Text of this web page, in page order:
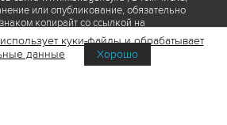
или опубликование, обязательно
копирайт со ссылкой на
Медиа», а также гиперссылкой на сайт
первоисточник информации. Переработка
не допускается.
куки-файлы и обрабатывает
данные
Хорошо